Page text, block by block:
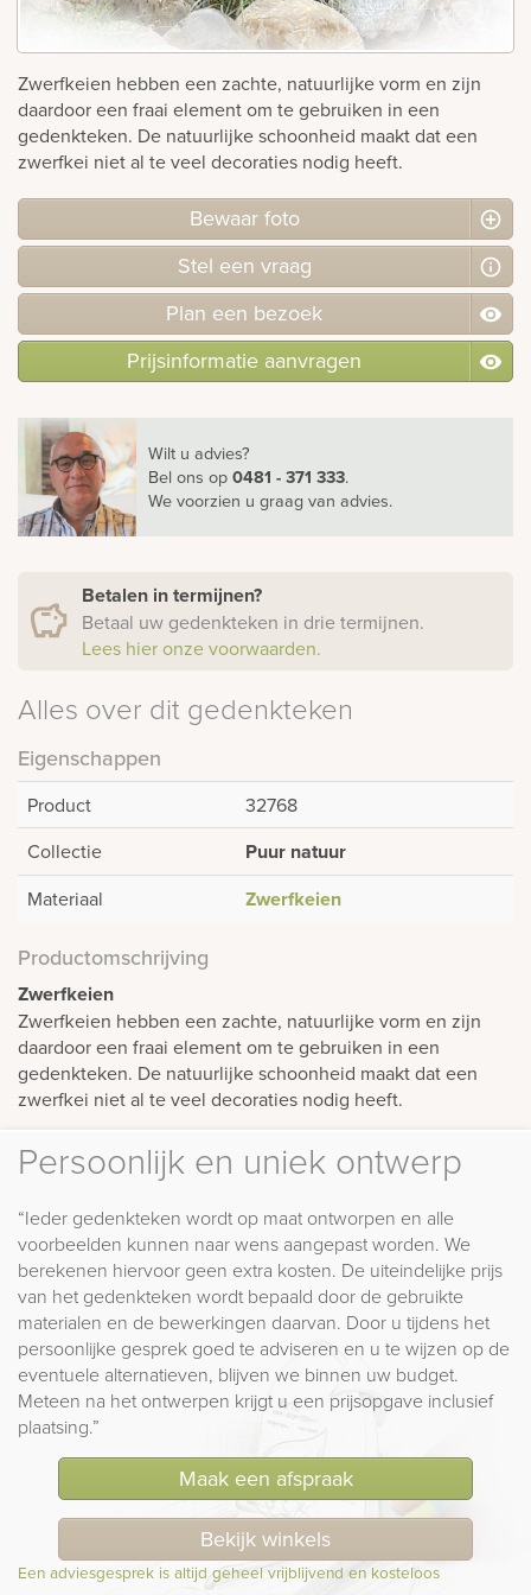
Zwerfkeien hebben een zachte, natuurlijke vorm en zijn
daardoor een fraai element om te gebruiken in een
gedenkteken. De natuurlijke schoonheid maakt dat een
zwerfkei niet al te veel decoraties nodig heeft.
Bewaar foto
Stel een vraag
Plan een bezoek
Prijsinformatie aanvragen
Wilt u advies?
Bel ons op0481 - 371 333.
We voorzien u graag van advies.
Betalen in termijnen?
Betaal uw gedenkteken in drie termijnen.
Lees hier onze voorwaarden.
Alles over dit gedenkteken
Eigenschappen
Product
32768
Collectie
Puur natuur
Materiaal Zwerfkeien
Productomschrijving
Zwerfkeien
Zwerfkeien hebben een zachte, natuurlijke vorm en zijn
daardoor een fraai element om te gebruiken in een
gedenkteken. De natuurlijke schoonheid maakt dat een
zwerfkei niet al te veel decoraties nodig heeft.
Persoonlijk en uniek ontwerp
“Ieder gedenkteken wordt op maat ontworpen en alle
voorbeelden kunnen naar wens aangepast worden. We
berekenen hiervoor geen extra kosten. De uiteindelijke prijs
van het gedenkteken wordt bepaald door de gebruikte
materialen en de bewerkingen daarvan. Door u tijdens het
persoonlijke gesprek goed te adviseren en u te wijzen op de
eventuele alternatieven, blijven we binnen uw budget.
Meteen na het ontwerpen krijgt u een prijsopgave inclusief
plaatsing.”
Maak een afspraak
Bekijk winkels
Een adviesgesprek is altijd geheel vrijblijvend en kosteloos